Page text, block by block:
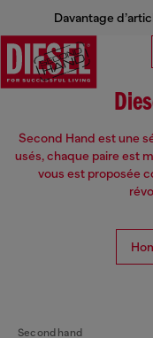
Davantage
Second Hand est une
usés, chaque paire est
vous est proposée
Second hand